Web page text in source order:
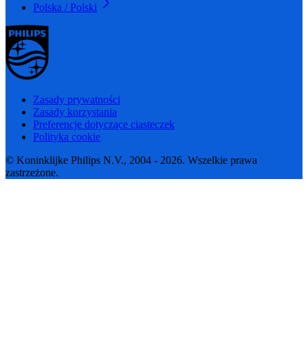
Polska / Polski
Zasady prywatności
Zasady korzystania
Preferencje dotyczące ciasteczek
Polityka cookie
© Koninklijke Philips N.V., 2004 - 2026. Wszelkie prawa
zastrzeżone.